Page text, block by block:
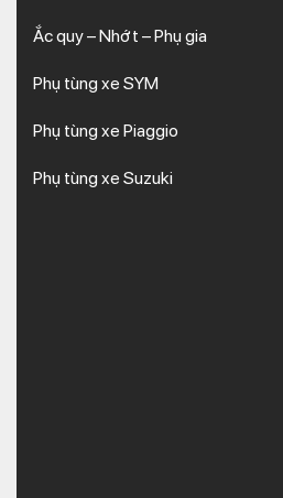
Ắc quy – Nhớt – Phụ gia
Phụ tùng xe SYM
Phụ tùng xe Piaggio
Phụ tùng xe Suzuki